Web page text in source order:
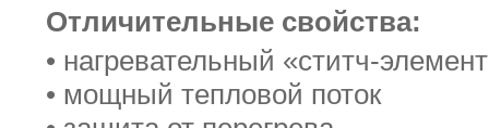
Отличительные свойства:
• нагревательный «ститч-
• мощный тепловой поток